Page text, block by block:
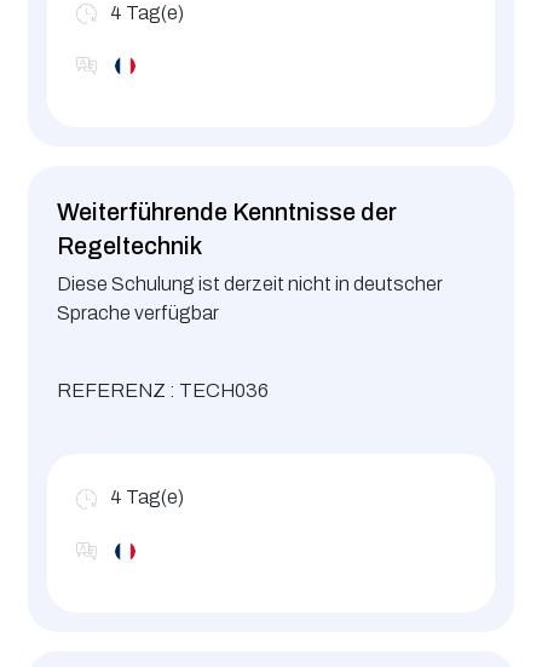
4 Tag(e)
Weiterführende Kenntnisse der
Regeltechnik
Diese Schulung ist derzeit nicht in deutscher
Sprache verfügbar
REFERENZ : TECH036
4 Tag(e)